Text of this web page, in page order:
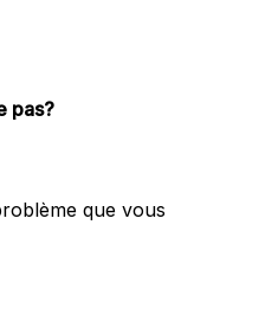
pas?
que vous